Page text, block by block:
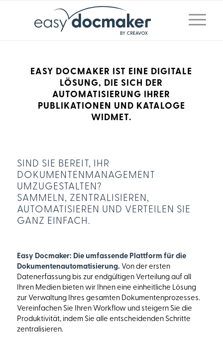
EASY DOCMAKER IST EINE DIGITALE
LÖSUNG, DIE SICH DER
AUTOMATISIERUNG IHRER
PUBLIKATIONEN UND KATALOGE
WIDMET.
SIND SIE BEREIT, IHR
DOKUMENTENMANAGEMENT
UMZUGESTALTEN?
SAMMELN, ZENTRALISIEREN,
AUTOMATISIEREN UND VERTEILEN SIE
GANZ EINFACH.
Easy Docmaker: Die umfassende Plattform für die
Dokumentenautomatisierung. Von der ersten
Datenerfassung bis zur endgültigen Verteilung auf all
Ihren Medien bieten wir Ihnen eine einheitliche Lösung
zur Verwaltung Ihres gesamten Dokumentenprozesses.
Vereinfachen Sie Ihren Workflow und steigern Sie die
Produktivität, indem Sie alle entscheidenden Schritte
zentralisieren.